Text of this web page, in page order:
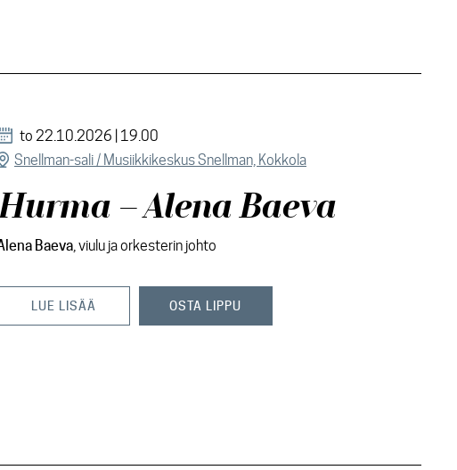
to 22.10.2026 | 19.00
Snellman-sali / Musiikkikeskus Snellman, Kokkola
– Alena Baeva
Baeva, viulu ja orkesterin johto
LUE LISÄÄ OSTA LIPPU